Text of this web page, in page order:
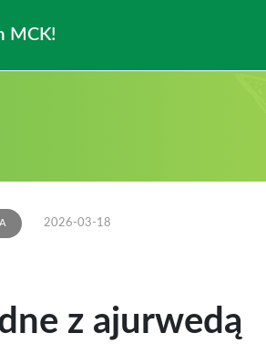
MCK!
2026-03-18
z ajurwedą